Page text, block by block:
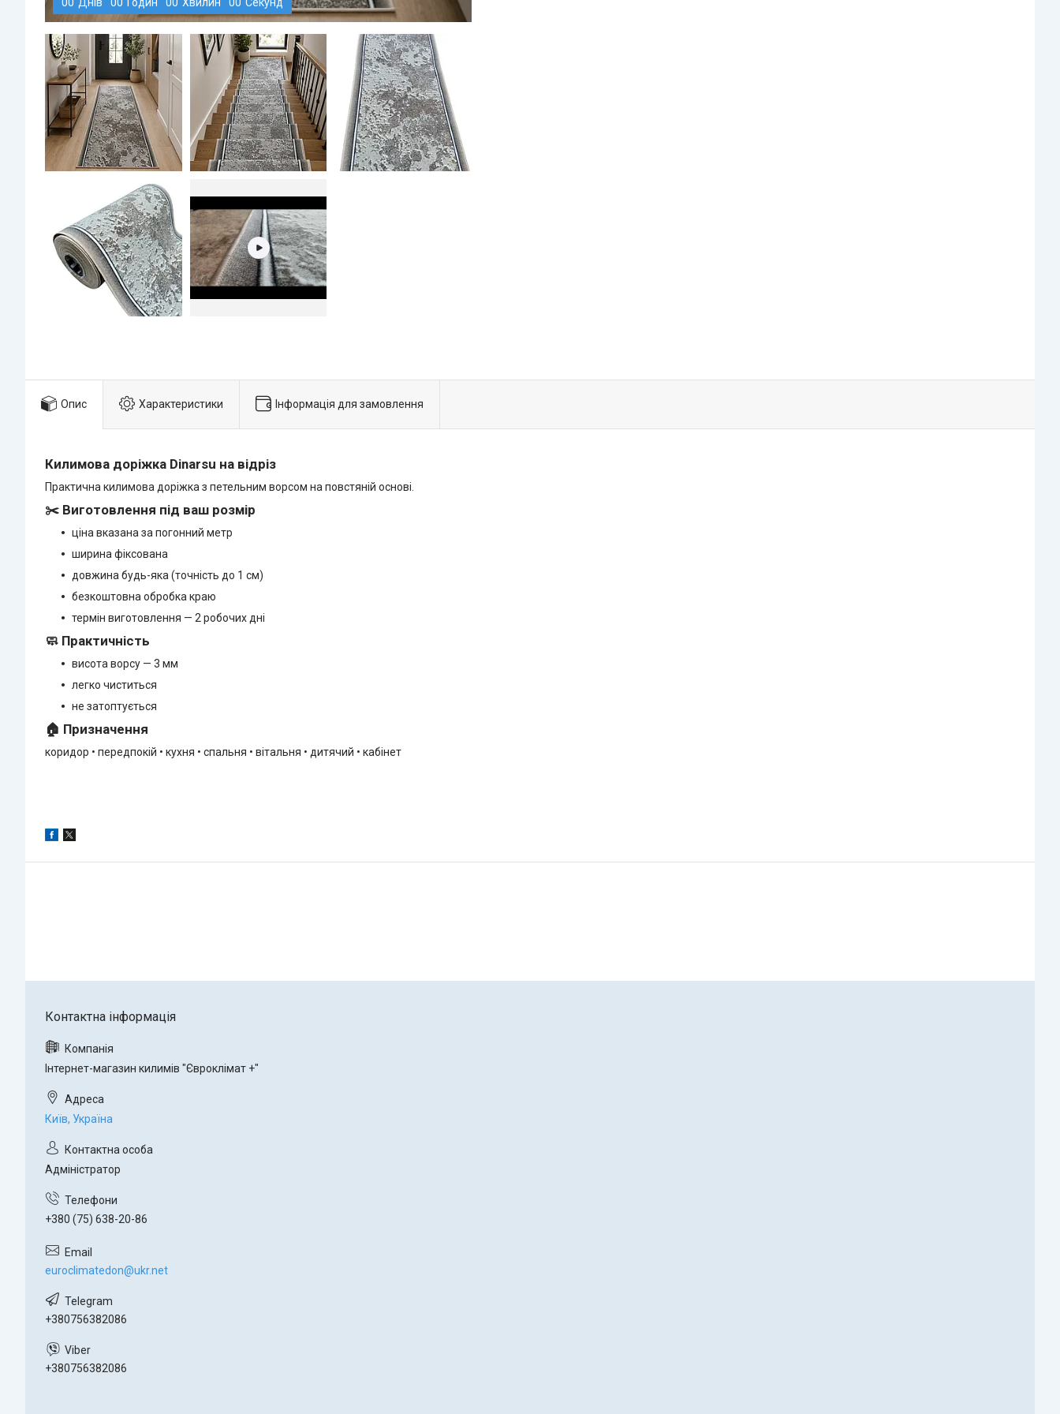
00 Днів 00 Годин 00 Хвилин 00 Секунд
Опис Характеристики Інформація для замовлення
Килимова доріжка Dinarsu на відріз
Практична килимова доріжка з петельним ворсом на повстяній основі.
✂️ Виготовлення під ваш розмір
ціна вказана за погонний метр
ширина фіксована
довжина будь-яка (точність до 1 см)
безкоштовна обробка краю
термін виготовлення — 2 робочих дні
🧼 Практичність
висота ворсу — 3 мм
легко чиститься
не затоптується
🏠 Призначення
коридор • передпокій • кухня • спальня • вітальня • дитячий • кабінет
Інтернет-магазин килимів "Євроклімат +"
Київ, Україна
Адміністратор
+380 (75) 638-20-86
euroclimatedon@ukr.net
+380756382086
+380756382086